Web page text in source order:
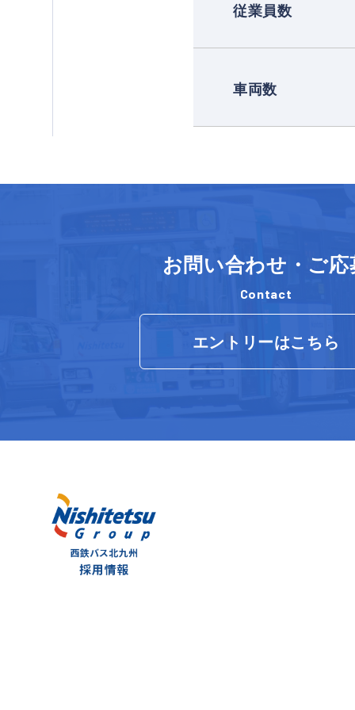
従業員数
車両数
お問い合わせ・ご応
Contact
エントリーはこちら